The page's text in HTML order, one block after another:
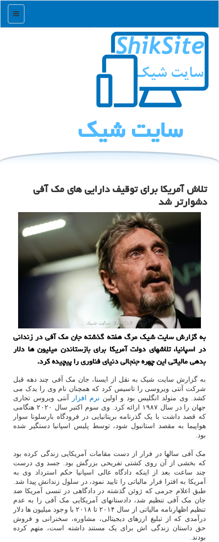
منو
سایت شیك
تلاش آمریكا برای توقیف دارایی های مك آفی
دشوارتر شد
به گزارش سایت شیک مرگ هفته گذشته جان مک آفی در زندانی
در اسپانیا، تلاشهای دولت آمریکا برای بازستاندن میلیون ها دلار
بدهی مالیاتی این چهره جنجالی دنیای فناوری را پیچیده کرد.
به گزارش سایت شیک به نقل از ایسنا، جان مک آفی چند دهه قبل
شرکت آنتی ویروسی را تاسیس کرد که همچنان نام وی را یدک می
کشد. وی متولد انگلیس بود و اولین نرم افزار
آنتی ویروس تجاری
جهان را در سال ۱۹۸۷ ارائه کرد. وی سوم اکتبر سال ۲۰۲۰ هنگامی
که قصد داشت با یک گذرنامه بریتانیایی در فرودگاه بارسلونا سوار
هواپیما به مقصد استانبول شود، توسط پلیس اسپانیا دستگیر شده
بود.
مک آفی سالها در فرار از دست مقامات آمریکایی زندگی کرده بود
که بخشی از آن روی کشتی تفریحی بزرگش بود. جسد وی درست
چند ساعت بعد از اینکه دادگاه عالی اسپانیا حکم استرداد وی به
آمریکا به افترا فرار مالیاتی را تایید نمود، در سلول زندانش پیدا شد.
طبق اعلام جرمی که ژوئن گذشته در دادگاهی در تنسی آمریکا ضد
جان مک آفی تنظیم شد، دادستانهای آمریکایی مک آفی را به عدم
تنظیم اظهارنامه مالیاتی از سال ۲۰۱۴ تا ۲۰۱۸ با وجود میلیون ها دلار
درآمدی که از تبلیغ ارزهای دیجیتالی، مشاوره، سخنرانی و فروش
حق داستان زندگی اش برای یک مستند داشته است، متهم کرده
بودند.